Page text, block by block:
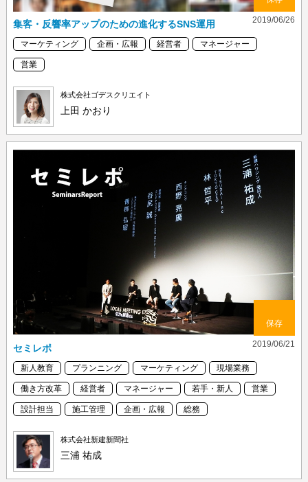
2019/06/26
集客・反響率アップのための進化するSNS運用
マーケティング 企画・広報 経営者 マネージャー
営業
株式会社ゴデスクリエイト
上田 かおり
保存
2019/06/21
セミレポ
新人教育 プランニング マーケティング 現場業務
働き方改革 経営者 マネージャー 若手・新人 営業
設計担当 施工管理 企画・広報 総務
株式会社新建新聞社
三浦 祐成